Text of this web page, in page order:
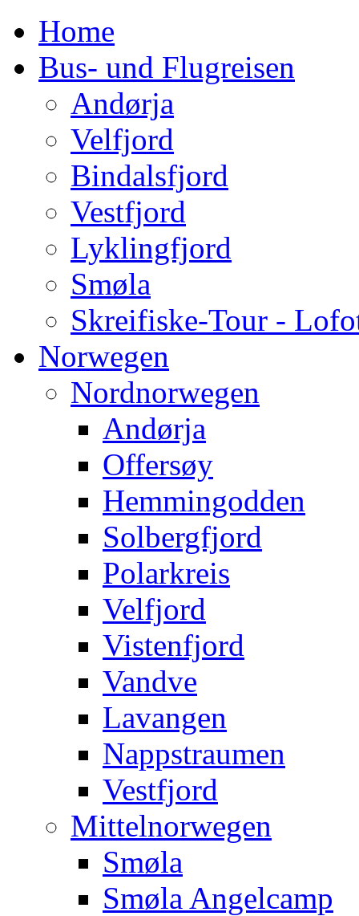
Home
Bus- und Flugreisen
Andørja
Velfjord
Bindalsfjord
Vestfjord
Lyklingfjord
Smøla
Skreifiske-Tour -
Norwegen
Nordnorwegen
Andørja
Offersøy
Hemmingodden
Solbergfjord
Polarkreis
Velfjord
Vistenfjord
Vandve
Lavangen
Nappstraumen
Vestfjord
Mittelnorwegen
Smøla
Smøla Angelcamp